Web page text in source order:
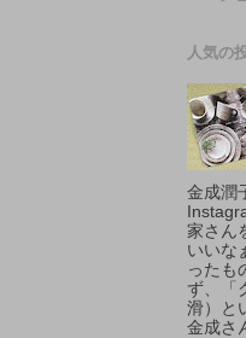
人気の
金成潤
家さん
いいな
ったも
ず、「
滑）と
金成さ